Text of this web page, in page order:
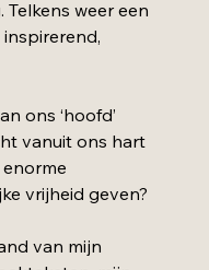
weer een
ons ‘hoofd’
vanuit ons hart
vrijheid geven?
van mijn